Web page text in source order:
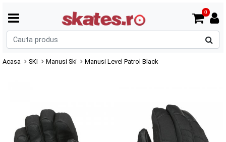
0
Acasa SKI Manusi Ski Manusi Level Patrol Black